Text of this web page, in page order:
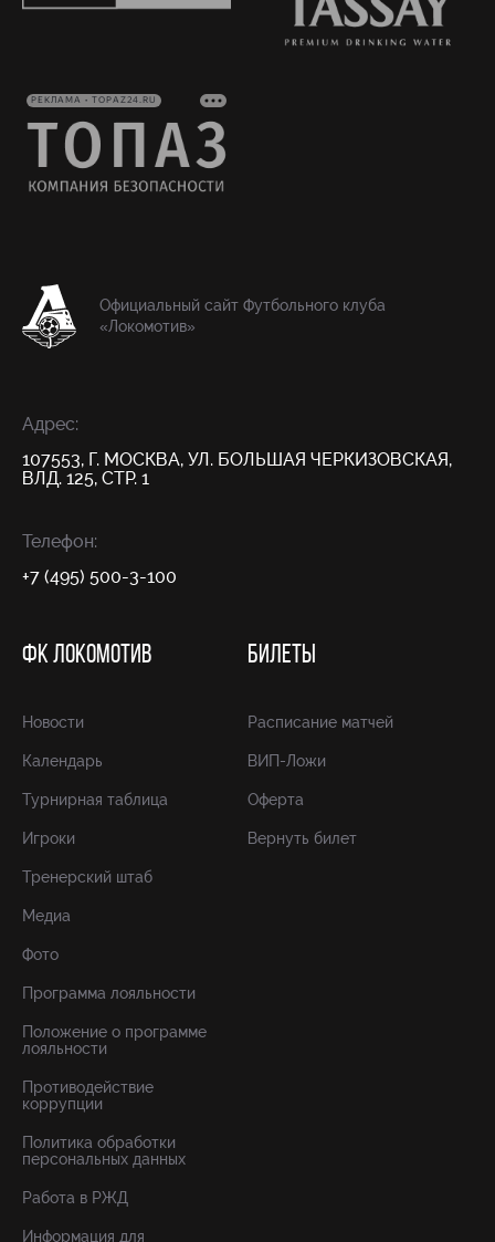
РЕКЛАМА • TOPAZ24.RU
Официальный сайт Футбольного клуба
«Локомотив»
Адрес:
107553, Г. МОСКВА, УЛ. БОЛЬШАЯ ЧЕРКИЗОВСКАЯ,
ВЛД. 125, СТР. 1
Телефон:
+7 (495) 500-3-100
ФК ЛОКОМОТИВ
Новости
Календарь
Турнирная таблица
Игроки
Тренерский штаб
Медиа
Фото
Программа лояльности
Положение о программе
лояльности
Противодействие
коррупции
Политика обработки
персональных данных
Работа в РЖД
Информация для
БИЛЕТЫ
Расписание матчей
ВИП-Ложи
Оферта
Вернуть билет